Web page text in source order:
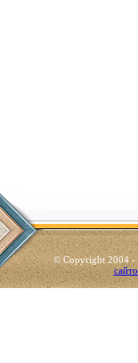
© Copyright 2004 -